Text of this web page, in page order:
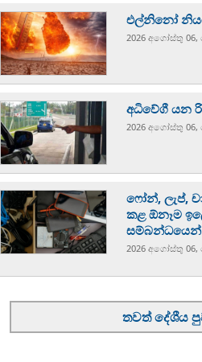
එල්නිනෝ
2026 අගෝස්‍තු 06,
අධිවේගී යන
2026 අගෝස්‍තු 06,
ෆෝන්, ලැප්,
කළ ඕනෑම
සම්බන්ධයෙන්
2026 අගෝස්‍තු 06,
තවත් දේශීය